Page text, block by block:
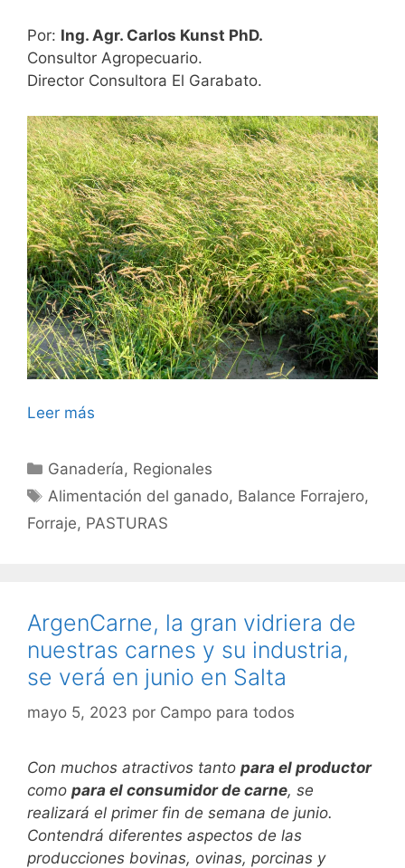
Por: Ing. Agr. Carlos Kunst PhD.
Consultor Agropecuario.
Director Consultora El Garabato.
Leer más
Categorías
Ganadería, Regionales
Etiquetas
Alimentación del ganado, Balance Forrajero,
Forraje, PASTURAS
ArgenCarne, la gran vidriera de
nuestras carnes y su industria,
se verá en junio en Salta
mayo 5, 2023 por Campo para todos
Con muchos atractivos tanto para el productor
como para el consumidor de carne, se
realizará el primer fin de semana de junio.
Contendrá diferentes aspectos de las
producciones bovinas, ovinas, porcinas y